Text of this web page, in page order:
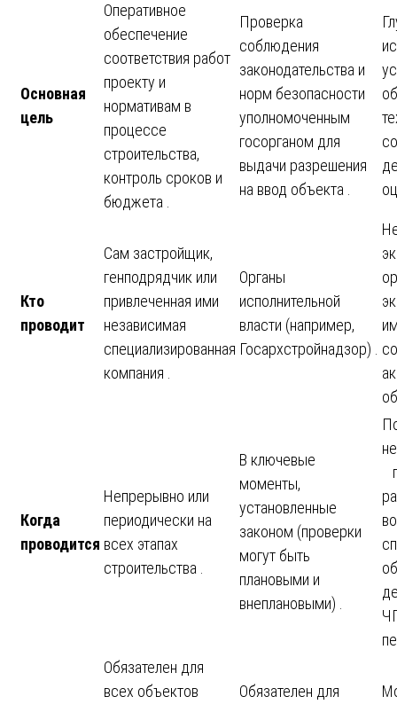
Основная
цель
Оперативное
обеспечение
соответствия работ
проекту и
нормативам в
процессе
строительства,
контроль сроков и
бюджета .
Проверка
соблюдения
законодательства и
норм безопасности
уполномоченным
госорганом для
выдачи разрешения
на ввод объекта .
Кто
проводит
Сам застройщик,
генподрядчик или
привлеченная ими
независимая
специализированная
компания .
Органы
исполнительной
власти (например,
Госархстройнадзор) .
Когда
проводится
Непрерывно или
периодически на
всех этапах
строительства .
В ключевые
моменты,
установленные
законом (проверки
могут быть
плановыми и
внеплановыми) .
Обязателен для
всех объектов
Обязателен для